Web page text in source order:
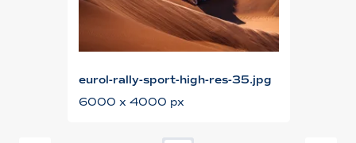
eurol-rally-sport-high-res-35.jpg
6000 x 4000 px